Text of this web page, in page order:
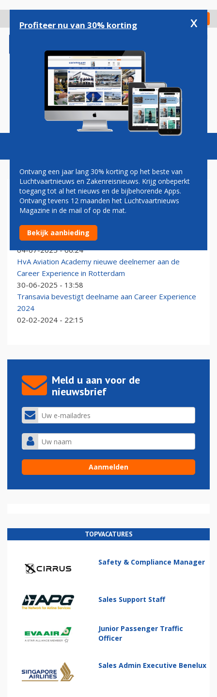
gaan
Check in
Magazine Podcasts Vacatures
HVA
Corendon nieuwe deelnemer aan de Career
Experience in Rotterdam
04-07-2025 - 06:24
HvA Aviation Academy nieuwe deelnemer aan de
Career Experience in Rotterdam
30-06-2025 - 13:58
Transavia bevestigt deelname aan Career Experience
2024
02-02-2024 - 22:15
Meld u aan voor de
nieuwsbrief
TOPVACATURES
Safety & Compliance Manager
Sales Support Staff
Junior Passenger Traffic
Officer
Sales Admin Executive Benelux
Profiteer nu van 30% korting x
Ontvang een jaar lang 30% korting op het beste van
Luchtvaartnieuws en Zakenreisnieuws. Krijg onbeperkt
toegang tot al het nieuws en de bijbehorende Apps.
Ontvang tevens 12 maanden het Luchtvaartnieuws
Magazine in de mail of op de mat.
Bekijk aanbieding